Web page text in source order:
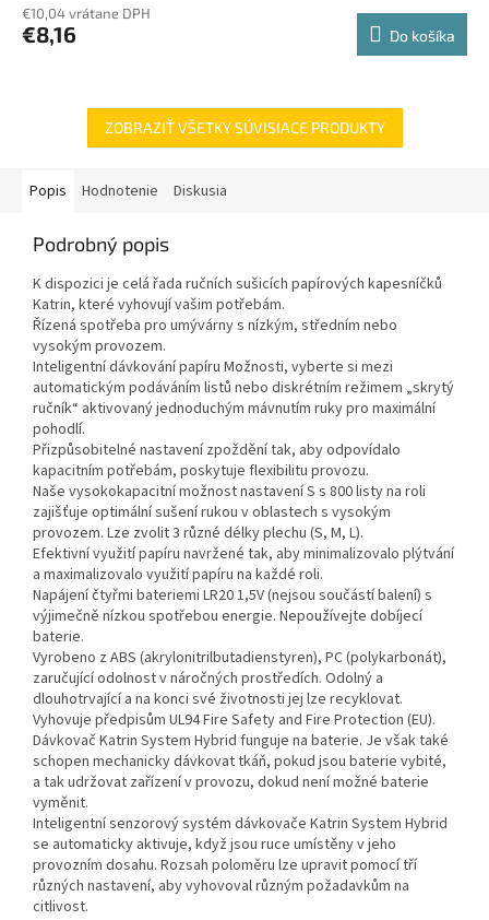
€10,04 vrátane DPH
€8,16 Do košíka
ZOBRAZIŤ VŠETKY SÚVISIACE PRODUKTY
Popis Hodnotenie Diskusia
Podrobný popis
K dispozici je celá řada ručních sušicích papírových kapesníčků
Katrin, které vyhovují vašim potřebám.
Řízená spotřeba pro umývárny s nízkým, středním nebo
vysokým provozem.
Inteligentní dávkování papíru Možnosti, vyberte si mezi
automatickým podáváním listů nebo diskrétním režimem „skrytý
ručník“ aktivovaný jednoduchým mávnutím ruky pro maximální
pohodlí.
Přizpůsobitelné nastavení zpoždění tak, aby odpovídalo
kapacitním potřebám, poskytuje flexibilitu provozu.
Naše vysokokapacitní možnost nastavení S s 800 listy na roli
zajišťuje optimální sušení rukou v oblastech s vysokým
provozem. Lze zvolit 3 různé délky plechu (S, M, L).
Efektivní využití papíru navržené tak, aby minimalizovalo plýtvání
a maximalizovalo využití papíru na každé roli.
Napájení čtyřmi bateriemi LR20 1,5V (nejsou součástí balení) s
výjimečně nízkou spotřebou energie. Nepoužívejte dobíjecí
baterie.
Vyrobeno z ABS (akrylonitrilbutadienstyren), PC (polykarbonát),
zaručující odolnost v náročných prostředích. Odolný a
dlouhotrvající a na konci své životnosti jej lze recyklovat.
Vyhovuje předpisům UL94 Fire Safety and Fire Protection (EU).
Dávkovač Katrin System Hybrid funguje na baterie. Je však také
schopen mechanicky dávkovat tkáň, pokud jsou baterie vybité,
a tak udržovat zařízení v provozu, dokud není možné baterie
vyměnit.
Inteligentní senzorový systém dávkovače Katrin System Hybrid
se automaticky aktivuje, když jsou ruce umístěny v jeho
provozním dosahu. Rozsah poloměru lze upravit pomocí tří
různých nastavení, aby vyhovoval různým požadavkům na
citlivost.